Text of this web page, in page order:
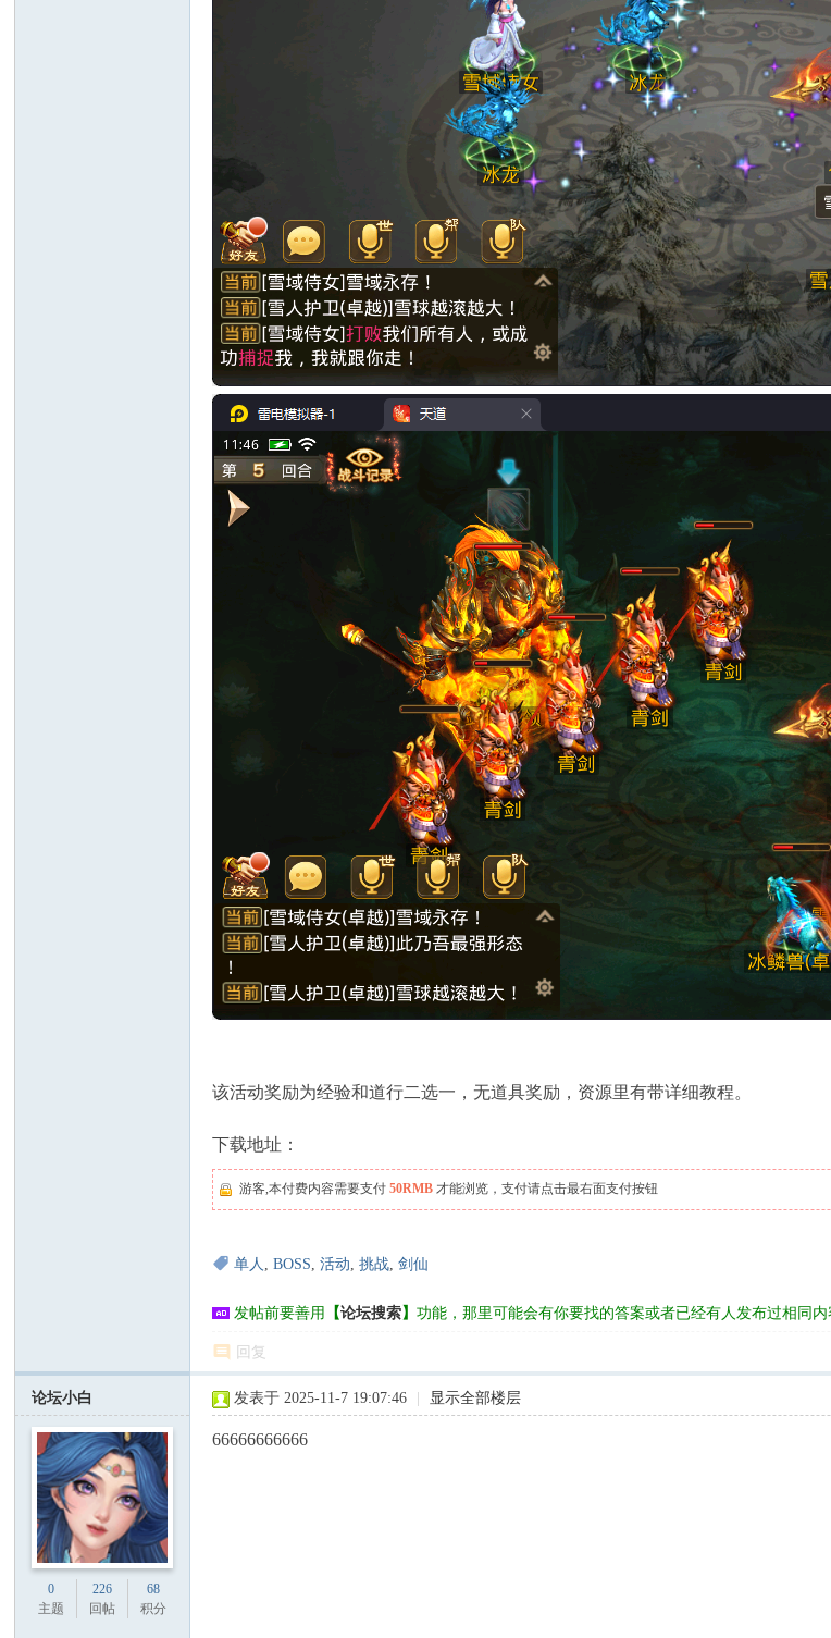
该活动奖励为经验和道行二选一，无道具奖励，资源里有带详细教程。
下载地址：
游客,本付费内容需要支付50RMB 才能浏览，支付请点击最右面支付按钮
单人 ,BOSS,活动,挑战,剑仙
发帖前要善用 【论坛搜索】功能，那里可能会有你要找的答案或者已经有人发布过相同内
回复
论坛小白
0
主题
226
回帖
68
积分
发表于 2025-11-7 19:07:46 显示全部楼层
66666666666